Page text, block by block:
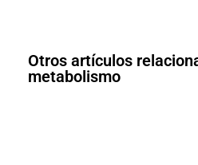
Otros artículos
metabolismo